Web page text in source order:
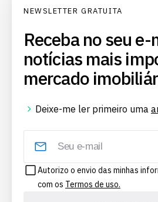
NEWSLETTER GRATUITA
Receba no seu e-
notícias mais
mercado
Deixe-me ler primeiro uma
Autorizo o envio das minhas
com os Termos de uso.